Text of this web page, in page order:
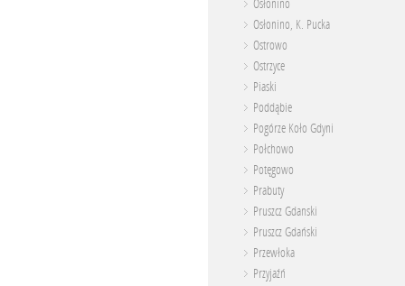
Osłonino
Osłonino, K. Pucka
Ostrowo
Ostrzyce
Piaski
Poddąbie
Pogórze Koło Gdyni
Połchowo
Potęgowo
Prabuty
Pruszcz Gdanski
Pruszcz Gdański
Przewłoka
Przyjaźń